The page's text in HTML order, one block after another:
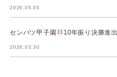
2026.05.05
センバツ甲子園 10年振り決勝進出
2026.03.30